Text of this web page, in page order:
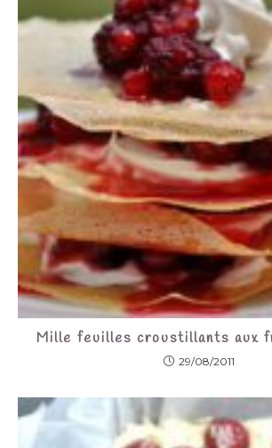
Mille feuilles croustillants aux
29/08/2011